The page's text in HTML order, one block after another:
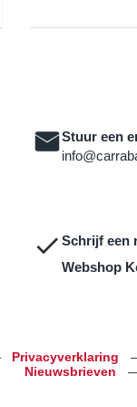
Stuur een
Schrijf een
Webshop
Privacyverklaring
Nieuwsbrieven